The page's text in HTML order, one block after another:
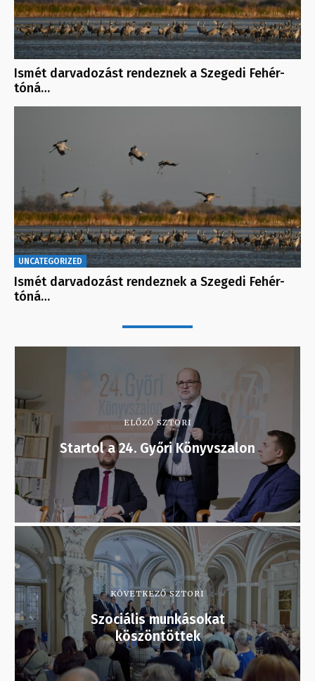
Ismét darvadozást rendeznek a Szegedi Fehér-
tóná…
UNCATEGORIZED
Ismét darvadozást rendeznek a Szegedi Fehér-
tóná…
ELŐZŐ SZTORI
Startol a 24. Győri Könyvszalon
KÖVETKEZŐ SZTORI
Szociális munkásokat
köszöntöttek